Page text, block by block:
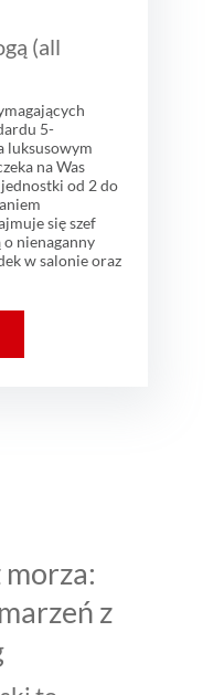
(all
5-
luksusowym
na Was
od 2 do
się szef
nienaganny
w salonie oraz
z